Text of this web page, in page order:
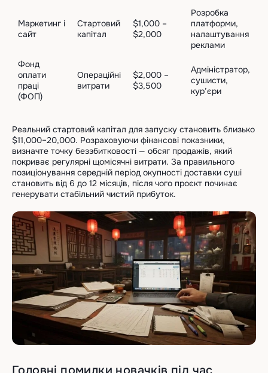
Маркетинг і
сайт
Стартовий
капітал
$1,000 –
$2,000
Розробка
платформи,
налаштування
реклами
Фонд
оплати
праці
(ФОП)
Операційні
витрати
$2,000 –
$3,500
Адміністратор,
сушисти,
кур’єри
Реальний стартовий капітал для запуску становить близько
$11,000–20,000. Розраховуючи фінансові показники,
визначте точку беззбитковості — обсяг продажів, який
покриває регулярні щомісячні витрати. За правильного
позиціонування середній період окупності доставки суші
становить від 6 до 12 місяців, після чого проєкт починає
генерувати стабільний чистий прибуток.